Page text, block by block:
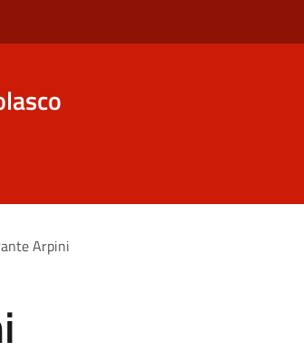
Arpini